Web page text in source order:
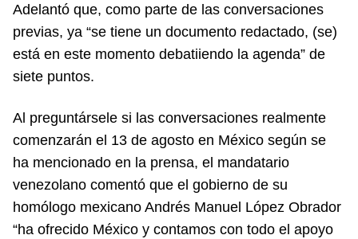
Adelantó que, como parte de las conversaciones
previas, ya “se tiene un documento redactado, (se)
está en este momento debatiiendo la agenda” de
siete puntos.
Al preguntársele si las conversaciones realmente
comenzarán el 13 de agosto en México según se
ha mencionado en la prensa, el mandatario
venezolano comentó que el gobierno de su
homólogo mexicano Andrés Manuel López Obrador
“ha ofrecido México y contamos con todo el apoyo